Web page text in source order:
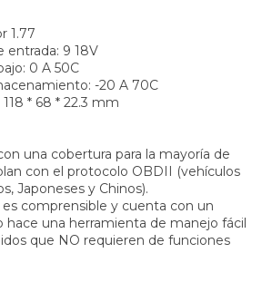
1.77
entrada: 9 18V
0 A 50C
-20 A 70C
* 68 * 22.3 mm
una cobertura para la mayoría de
con el protocolo OBDII (vehículos
Japoneses y Chinos).
comprensible y cuenta con un
una herramienta de manejo fácil
que NO requieren de funciones